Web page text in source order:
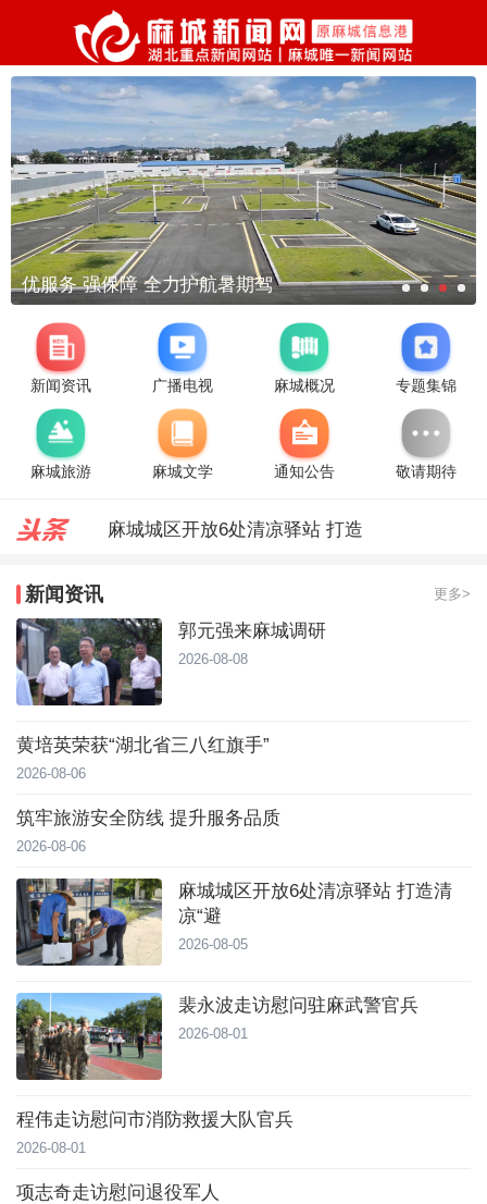
优服务 强保障 全力护航暑期驾
新闻资讯 广播电视 麻城概况 专题集锦
麻城旅游 麻城文学 通知公告 敬请期待
新闻资讯 更多>
郭元强来麻城调研
2026-08-08
黄培英荣获“湖北省三八红旗手”
2026-08-06
筑牢旅游安全防线 提升服务品质
2026-08-06
麻城城区开放6处清凉驿站 打造清
凉“避
2026-08-05
裴永波走访慰问驻麻武警官兵
2026-08-01
程伟走访慰问市消防救援大队官兵
2026-08-01
项志奇走访慰问退役军人